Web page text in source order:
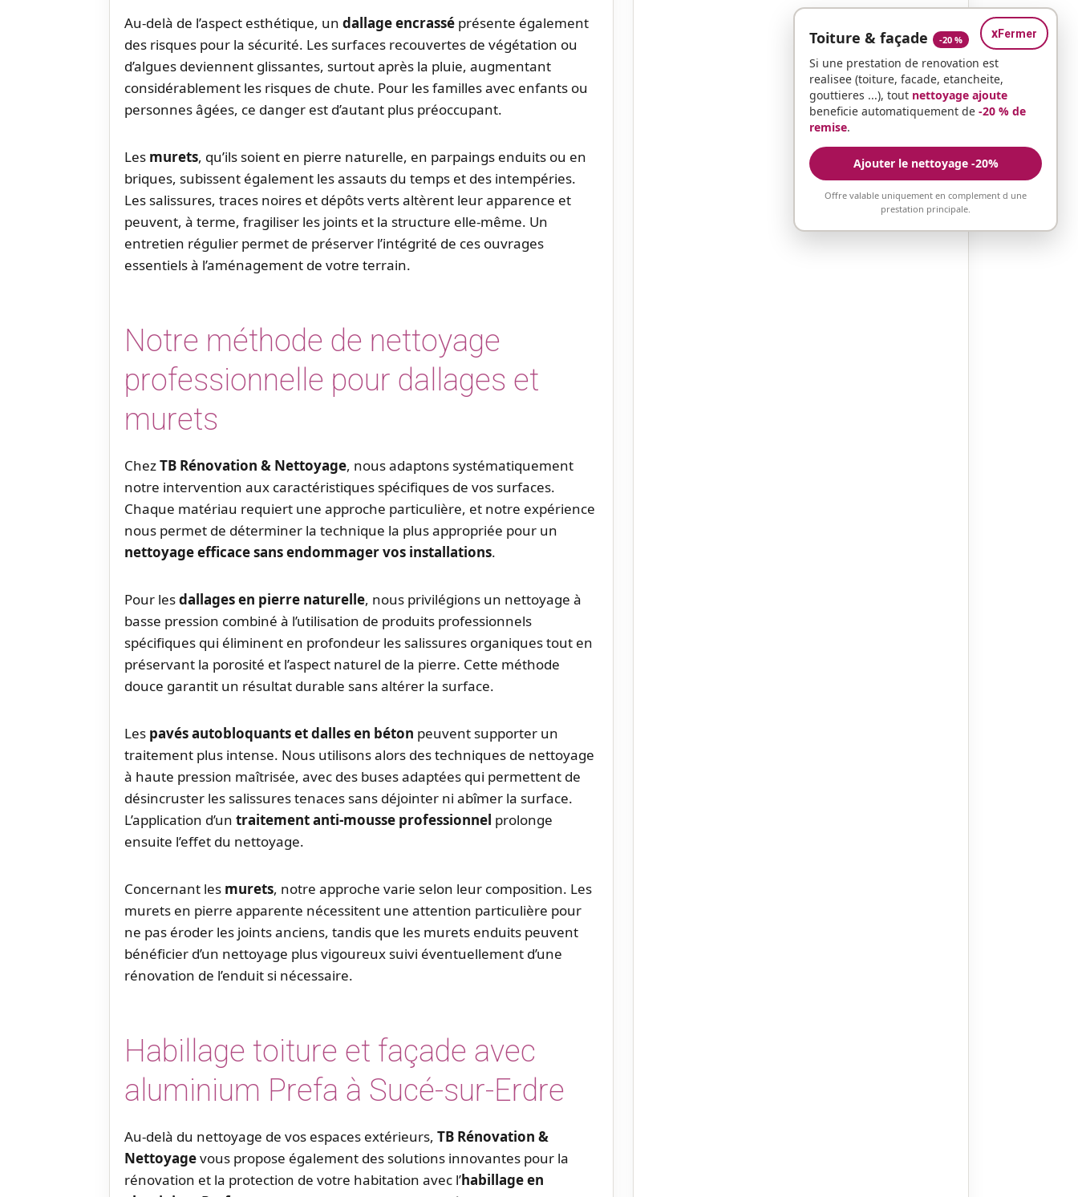
Au-delà de l’aspect esthétique, un dallage encrassé présente également
des risques pour la sécurité. Les surfaces recouvertes de végétation ou
d’algues deviennent glissantes, surtout après la pluie, augmentant
considérablement les risques de chute. Pour les familles avec enfants ou
personnes âgées, ce danger est d’autant plus préoccupant.
Les murets, qu’ils soient en pierre naturelle, en parpaings enduits ou en
briques, subissent également les assauts du temps et des intempéries.
Les salissures, traces noires et dépôts verts altèrent leur apparence et
peuvent, à terme, fragiliser les joints et la structure elle-même. Un
entretien régulier permet de préserver l’intégrité de ces ouvrages
essentiels à l’aménagement de votre terrain.
Notre méthode de nettoyage
professionnelle pour dallages et
murets
ChezTB Rénovation & Nettoyage, nous adaptons systématiquement
notre intervention aux caractéristiques spécifiques de vos surfaces.
Chaque matériau requiert une approche particulière, et notre expérience
nous permet de déterminer la technique la plus appropriée pour un
nettoyage efficace sans endommager vos installations.
Pour lesdallages en pierre naturelle, nous privilégions un nettoyage à
basse pression combiné à l’utilisation de produits professionnels
spécifiques qui éliminent en profondeur les salissures organiques tout en
préservant la porosité et l’aspect naturel de la pierre. Cette méthode
douce garantit un résultat durable sans altérer la surface.
Les pavés autobloquants et dalles en béton peuvent supporter un
traitement plus intense. Nous utilisons alors des techniques de nettoyage
à haute pression maîtrisée, avec des buses adaptées qui permettent de
désincruster les salissures tenaces sans déjointer ni abîmer la surface.
L’application d’un traitement anti-mousse professionnel prolonge
ensuite l’effet du nettoyage.
Concernant les murets, notre approche varie selon leur composition. Les
murets en pierre apparente nécessitent une attention particulière pour
ne pas éroder les joints anciens, tandis que les murets enduits peuvent
bénéficier d’un nettoyage plus vigoureux suivi éventuellement d’une
rénovation de l’enduit si nécessaire.
Habillage toiture et façade avec
aluminium Prefa à Sucé-sur-Erdre
Au-delà du nettoyage de vos espaces extérieurs, TB Rénovation &
Nettoyagevous propose également des solutions innovantes pour la
rénovation et la protection de votre habitation avec l’habillage en
xFermer
Toiture & façade -20 %
Si une prestation de renovation est
realisee (toiture, facade, etancheite,
gouttieres ...), tout nettoyage ajoute
beneficie automatiquement de -20 % de
remise.
Ajouter le nettoyage -20%
Offre valable uniquement en complement d une
prestation principale.